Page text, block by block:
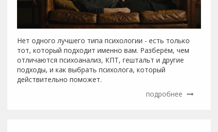
Нет одного лучшего типа психологии - есть только
тот, который подходит именно вам. Разберём, чем
отличаются психоанализ, КПТ, гештальт и другие
подходы, и как выбрать психолога, который
действительно поможет.
подробнее